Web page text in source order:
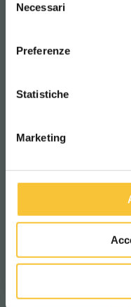
delNecessari
Preferenze
Statistiche
Marketing